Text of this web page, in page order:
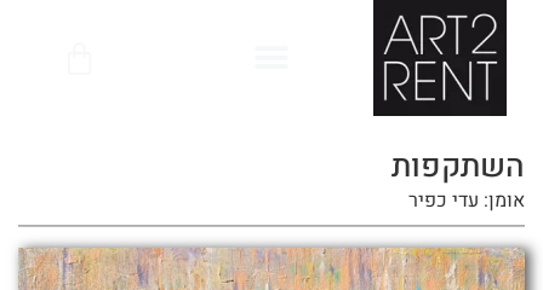
השתקפות
אומן: עדי כפיר